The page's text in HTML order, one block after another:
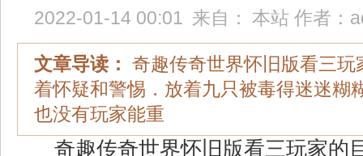
2022-01-14 00:01 来自： 本站 作者：
文章导读： 奇趣传奇世界怀旧版看三玩
着怀疑和警惕．放着九只被毒得迷迷糊
也没有玩家能重
奇趣传奇世界怀旧版看三玩家的